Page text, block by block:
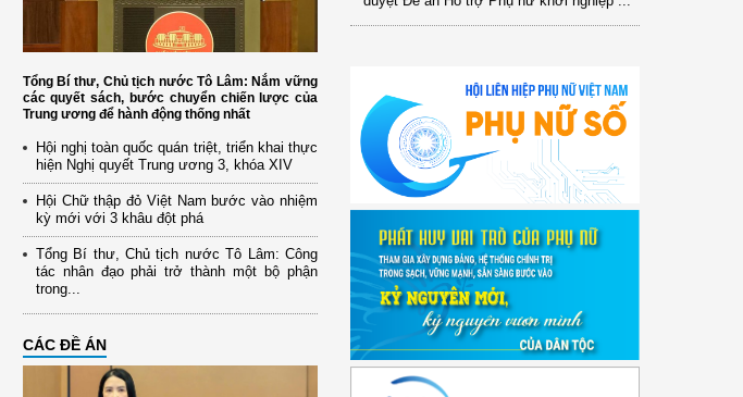
Tổng Bí thư, Chủ tịch nước Tô Lâm: Nắm vững
các quyết sách, bước chuyển chiến lược của
Trung ương để hành động thống nhất
Hội nghị toàn quốc quán triệt, triển khai thực
hiện Nghị quyết Trung ương 3, khóa XIV
Hội Chữ thập đỏ Việt Nam bước vào nhiệm
kỳ mới với 3 khâu đột phá
Tổng Bí thư, Chủ tịch nước Tô Lâm: Công
tác nhân đạo phải trở thành một bộ phận
trong...
CÁC ĐỀ ÁN